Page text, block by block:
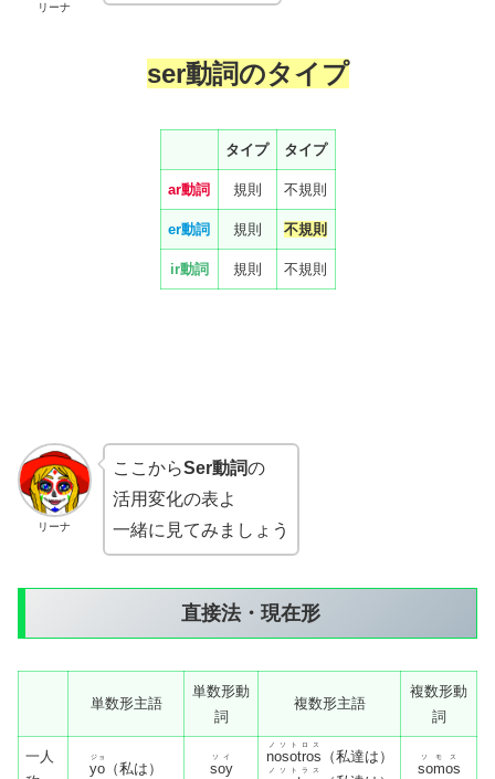
リーナ
ser動詞のタイプ
タイプ タイプ
ar動詞 規則 不規則
er動詞 規則 不規則
ir動詞 規則 不規則
リーナ
ここからSer動詞の
活用変化の表よ
一緒に見てみましょう
直接法・現在形
単数形主語
単数形動
詞
複数形主語
複数形動
詞
一人
yo
ジョ
（私は） soy
ソイ nosotros
ノソトロス
（私達は）
ノソトラス somos
ソモス